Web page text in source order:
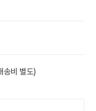
송비 별도)